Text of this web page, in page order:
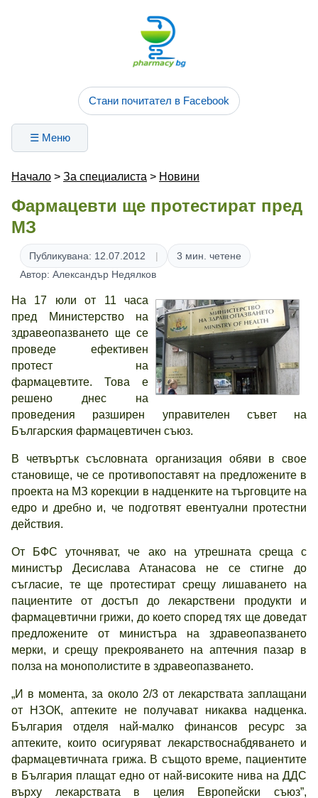
Стани почитател в Facebook
☰ Меню
Начало > За специалиста > Новини
Фармацевти ще протестират пред
МЗ
Публикувана: 12.07.2012
3 мин. четене
Автор: Александър Недялков
На 17 юли от 11 часа
пред Министерство на
здравеопазването ще се
проведе ефективен
протест на
фармацевтите. Това е
решено днес на
проведения разширен управителен съвет на
Българския фармацевтичен съюз.
В четвъртък съсловната организация обяви в свое
становище, че се противопоставят на предложените в
проекта на МЗ корекции в надценките на търговците на
едро и дребно и, че подготвят евентуални протестни
действия.
От БФС уточняват, че ако на утрешната среща с
министър Десислава Атанасова не се стигне до
съгласие, те ще протестират срещу лишаването на
пациентите от достъп до лекарствени продукти и
фармацевтични грижи, до което според тях ще доведат
предложените от министъра на здравеопазването
мерки, и срещу прекрояването на аптечния пазар в
полза на монополистите в здравеопазването.
„И в момента, за около 2/3 от лекарствата заплащани
от НЗОК, аптеките не получават никаква надценка.
България отделя най-малко финансов ресурс за
аптеките, които осигуряват лекарствоснабдяването и
фармацевтичната грижа. В същото време, пациентите
в България плащат едно от най-високите нива на ДДС
върху лекарствата в целия Европейски съюз”,